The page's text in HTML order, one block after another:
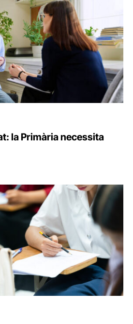
la Primària necessita